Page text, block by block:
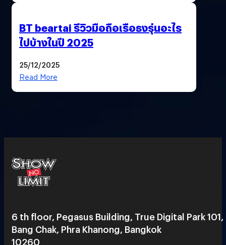
BT beartai รีวิวมือถือเรือธงรุ่นอะไร
ไปบ้างในปี 2025
25/12/2025
Read More
6 th floor, Pegasus Building, True Digital Park 101,
Bang Chak, Phra Khanong, Bangkok
10260